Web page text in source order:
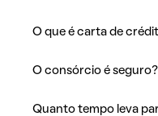
O que é carta de
O consórcio é seguro?
Quanto tempo leva